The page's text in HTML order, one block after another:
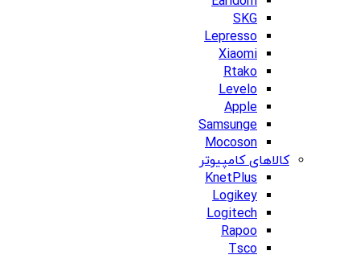
SKG
Lepresso
Xiaomi
Rtako
Levelo
Apple
Samsunge
Mocoson
کالاهای کامپیوتر
KnetPlus
Logikey
Logitech
Rapoo
Tsco